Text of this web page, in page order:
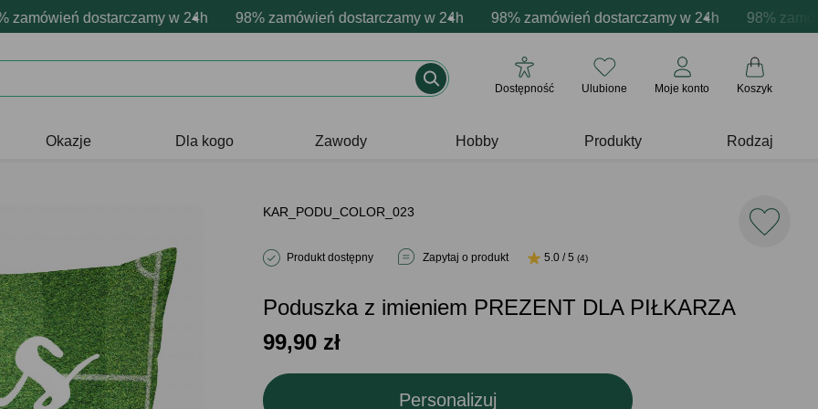
dostarczamy w 24h 98% zamówień dostarczamy w 24h 98% zamówień dostarczamy w 24h 98%
produktów Profesjonalna i darmowa personalizacja produktów Profesjonalna i darmowa personalizacja
emocje - zawsze udane prezenty Prezentujemy pozytywne emocje - zawsze udane prezenty Prezentujemy
Dostępność Ulubione Moje konto Koszyk
Okazje Dla kogo Zawody Hobby Produkty Rodzaj
KAR_PODU_COLOR_023
Produkt dostępny Zapytaj o produkt 5.0 / 5(4)
Poduszka z imieniem PREZENT DLA PIŁKARZA
99,90 zł
Personalizuj